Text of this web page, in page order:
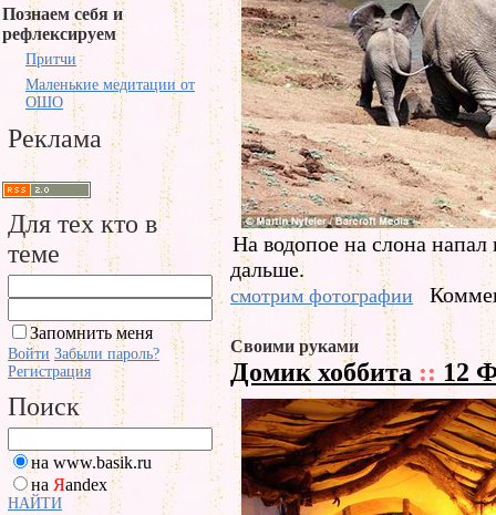
Познаем себя и
рефлексируем
Притчи
Маленькие медитации от
ОШО
Реклама
Для тех кто в
теме
Запомнить меня
Войти Забыли пароль?
Регистрация
Поиск
на www.basik.ru
на Яandex
НАЙТИ
На водопое на слона
дальше.
смотрим фотографии
Своими руками
Домик хоббита :: 12